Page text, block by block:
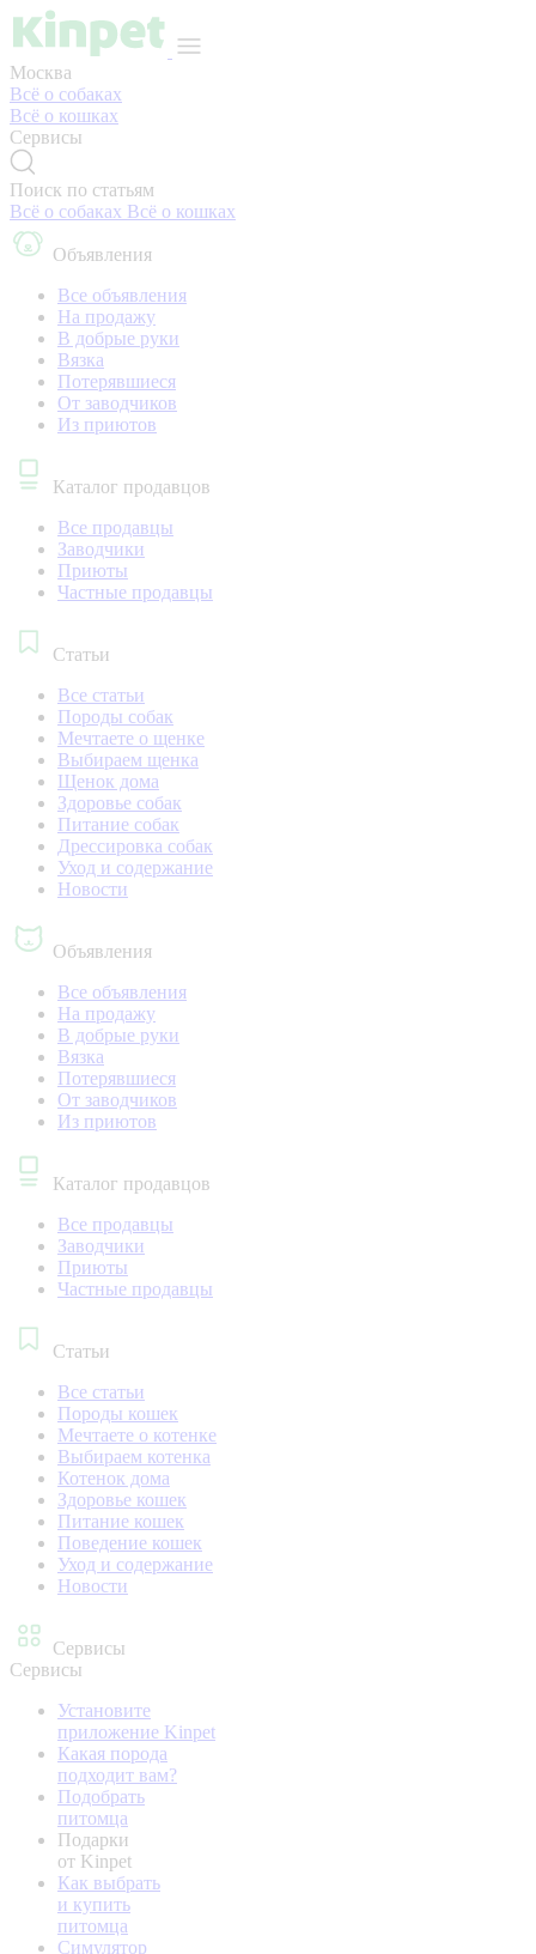
Москва
Всё о собаках
Всё о кошках
Сервисы
Поиск по статьям
Всё о собаках Всё о кошках
Объявления
Все объявления
На продажу
В добрые руки
Вязка
Потерявшиеся
От заводчиков
Из приютов
Каталог продавцов
Все продавцы
Заводчики
Приюты
Частные продавцы
Статьи
Все статьи
Породы собак
Мечтаете о щенке
Выбираем щенка
Щенок дома
Здоровье собак
Питание собак
Дрессировка собак
Уход и содержание
Новости
Объявления
Все объявления
На продажу
В добрые руки
Вязка
Потерявшиеся
От заводчиков
Из приютов
Каталог продавцов
Все продавцы
Заводчики
Приюты
Частные продавцы
Статьи
Все статьи
Породы кошек
Мечтаете о котенке
Выбираем котенка
Котенок дома
Здоровье кошек
Питание кошек
Поведение кошек
Уход и содержание
Новости
Сервисы
Сервисы
Установите
приложение Kinpet
Какая порода
подходит вам?
Подобрать
питомца
Подарки
от Kinpet
Как выбрать
и купить
питомца
Симулятор